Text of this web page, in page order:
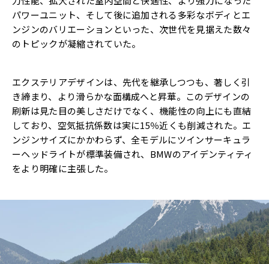
パワーユニット、そして後に追加される多彩なボディとエ
ンジンのバリエーションといった、次世代を見据えた数々
のトピックが凝縮されていた。
エクステリアデザインは、先代を継承しつつも、著しく引
き締まり、より滑らかな面構成へと昇華。このデザインの
刷新は見た目の美しさだけでなく、機能性の向上にも直結
しており、空気抵抗係数は実に15％近くも削減された。エ
ンジンサイズにかかわらず、全モデルにツインサーキュラ
ーヘッドライトが標準装備され、BMWのアイデンティティ
をより明確に主張した。